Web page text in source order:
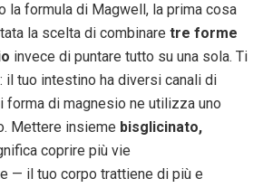
la formula di Magwell, la prima cosa
la scelta di combinare tre forme
invece di puntare tutto su una sola. Ti
il tuo intestino ha diversi canali di
forma di magnesio ne utilizza uno
Mettere insieme bisglicinato,
coprire più vie
— il tuo corpo trattiene di più e